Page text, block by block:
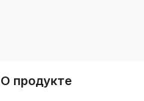
О продукте